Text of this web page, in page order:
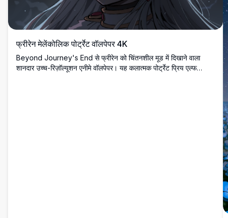
फ्रीरेन मेलेंकोलिक पोर्ट्रेट वॉलपेपर 4K
Beyond Journey's End से फ्रीरेन को चिंतनशील मूड में दिखाने वाला
शानदार उच्च-रिज़ॉल्यूशन एनीमे वॉलपेपर। यह कलात्मक पोर्ट्रेट प्रिय एल्फ